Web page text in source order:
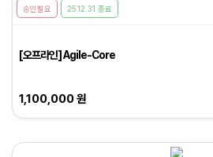
승인필요 25.12.31 종료
[오프라인] Agile-Core
1,100,000 원